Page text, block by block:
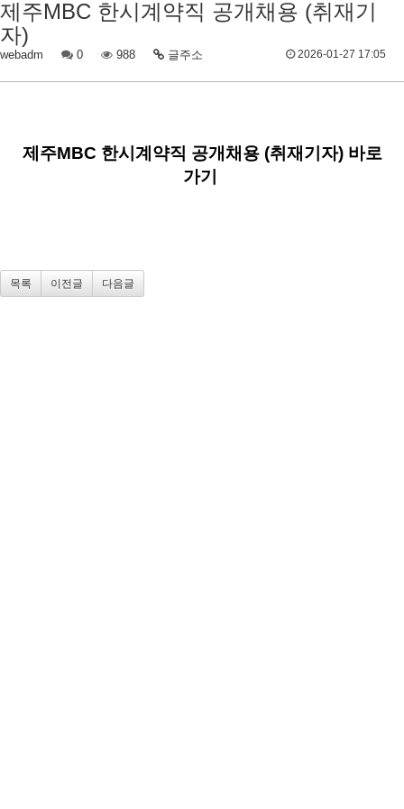
제주MBC 한시계약직 공개채용 (취재기
자)
webadm 0 988 글주소 2026-01-27 17:05
제주MBC 한시계약직 공개채용 (취재기자) 바로
가기
목록 이전글 다음글